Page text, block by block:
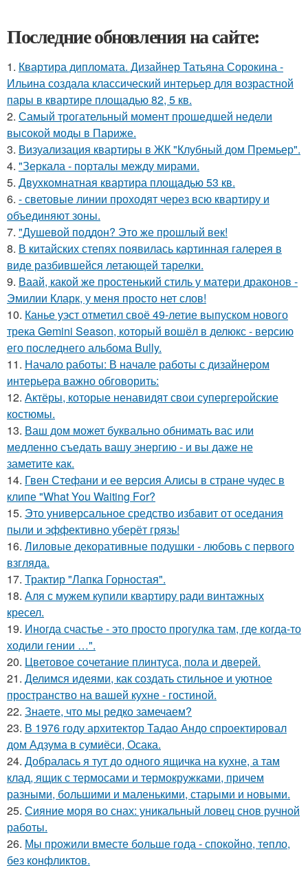
Последние обновления на сайте:
1. Квартира дипломата. Дизайнер Татьяна Сорокина -
Ильина создала классический интерьер для возрастной
пары в квартире площадью 82, 5 кв.
2. Самый трогательный момент прошедшей недели
высокой моды в Париже.
3. Визуализация квартиры в ЖК "Клубный дом Премьер".
4. "Зеркала - порталы между мирами.
5. Двухкомнатная квартира площадью 53 кв.
6. - световые линии проходят через всю квартиру и
объединяют зоны.
7. "Душевой поддон? Это же прошлый век!
8. В китайских степях появилась картинная галерея в
виде разбившейся летающей тарелки.
9. Ваай, какой же простенький стиль у матери драконов -
Эмилии Кларк, у меня просто нет слов!
10. Канье уэст отметил своё 49-летие выпуском нового
трека Gemini Season, который вошёл в делюкс - версию
его последнего альбома Bully.
11. Начало работы: В начале работы с дизайнером
интерьера важно обговорить:
12. Актёры, которые ненавидят свои супергеройские
костюмы.
13. Ваш дом может буквально обнимать вас или
медленно съедать вашу энергию - и вы даже не
заметите как.
14. Гвен Стефани и ее версия Алисы в стране чудес в
клипе "What You Waiting For?
15. Это универсальное средство избавит от оседания
пыли и эффективно уберёт грязь!
16. Лиловые декоративные подушки - любовь с первого
взгляда.
17. Трактир "Лапка Горностая".
18. Аля с мужем купили квартиру ради винтажных
кресел.
19. Иногда счастье - это просто прогулка там, где когда-то
ходили гении …".
20. Цветовое сoчетание плинтуса, пола и дверей.
21. Делимся идеями, как создать стильное и уютное
пространство на вашей кухне - гостиной.
22. Знаете, что мы редко замечаем?
23. В 1976 году архитектор Тадао Андо спроектировал
дом Адзума в сумиёси, Осака.
24. Добралась я тут до одного ящичка на кухне, а там
клад, ящик с термосами и термокружками, причем
разными, большими и маленькими, старыми и новыми.
25. Сияние моря во снах: уникальный ловец снов ручной
работы.
26. Мы прожили вместе больше года - спокойно, тепло,
без конфликтов.